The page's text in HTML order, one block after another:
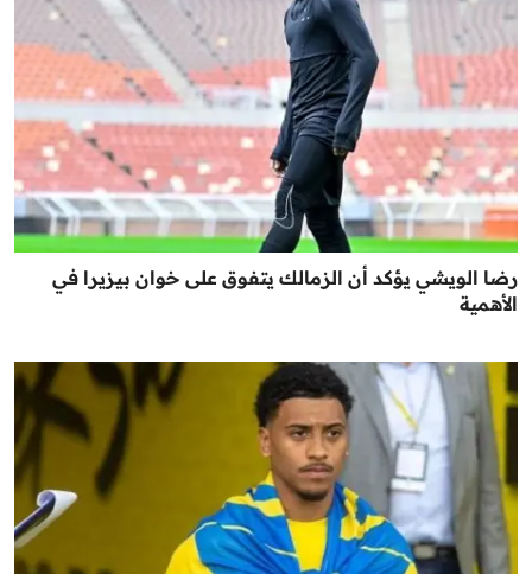
رضا الويشي يؤكد أن الزمالك يتفوق على خوان بيزيرا في
الأهمية